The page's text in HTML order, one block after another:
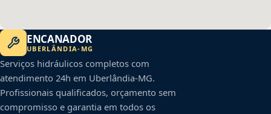
ENCANADOR
UBERLÂNDIA- MG
Serviços hidráulicos completos com
atendimento 24h em Uberlândia-MG.
Profissionais qualificados, orçamento sem
compromisso e garantia em todos os